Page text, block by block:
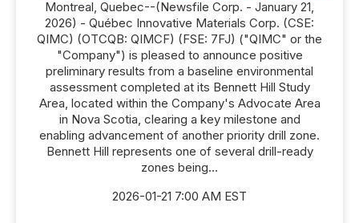
Montreal, Quebec--(Newsfile Corp. - January 21,
2026) - Québec Innovative Materials Corp. (CSE:
QIMC) (OTCQB: QIMCF) (FSE: 7FJ) ("QIMC" or the
"Company") is pleased to announce positive
preliminary results from a baseline environmental
assessment completed at its Bennett Hill Study
Area, located within the Company's Advocate Area
in Nova Scotia, clearing a key milestone and
enabling advancement of another priority drill zone.
Bennett Hill represents one of several drill-ready
zones being...
2026-01-21 7:00 AM EST